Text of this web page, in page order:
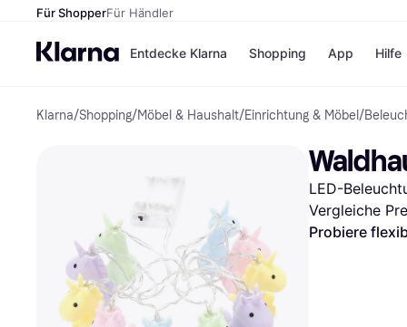
Für ShopperFür Händler
Entdecke Klarna
Zahlungsmethoden
Sofort bezahlen
Bezahle in 3
Bezahle in bis zu 30
Ratenzahlung
Shopping
Shops
eBay
Temu
SHEIN
App Hilfe
Klarna/Shopping/Möbel & Haushalt/Einrichtung & Möbel /
LED-
Vergleiche
Probiere